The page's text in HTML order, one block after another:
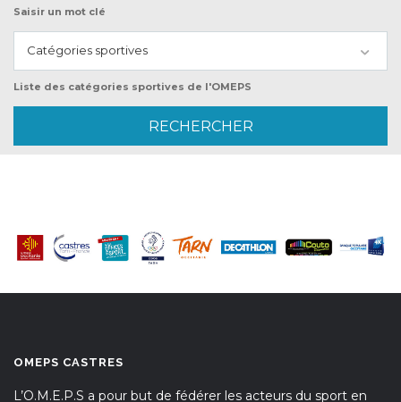
Saisir un mot clé
Catégories sportives
Liste des catégories sportives de l'OMEPS
OMEPS CASTRES
L’O.M.E.P.S a pour but de fédérer les acteurs du sport en